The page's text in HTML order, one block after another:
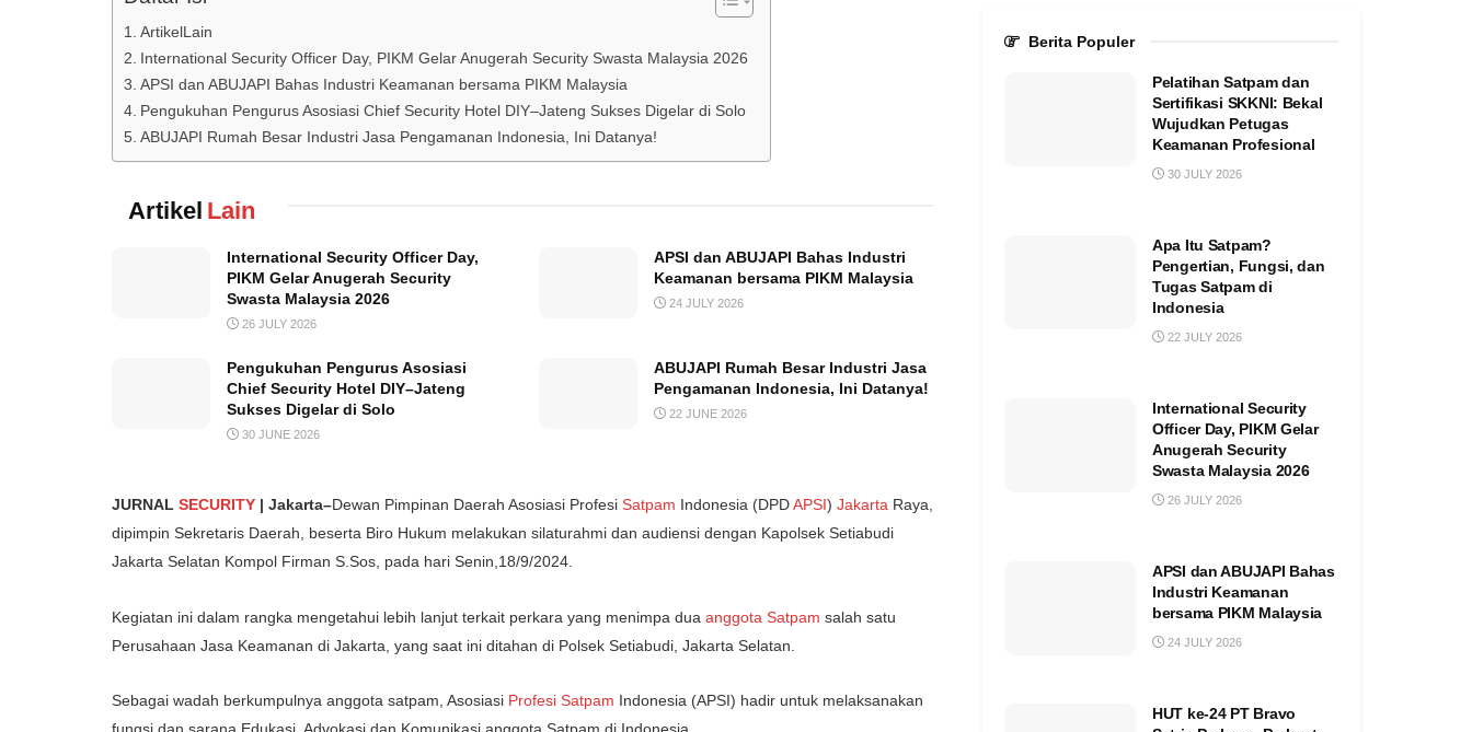
ArtikelLain
International Security Officer Day, PIKM Gelar Anugerah Security Swasta Malaysia 2026
APSI dan ABUJAPI Bahas Industri Keamanan bersama PIKM Malaysia
Pengukuhan Pengurus Asosiasi Chief Security Hotel DIY–Jateng Sukses Digelar di Solo
ABUJAPI Rumah Besar Industri Jasa Pengamanan Indonesia, Ini Datanya!
Artikel Lain
International Security Officer Day,
PIKM Gelar Anugerah Security
Swasta Malaysia 2026
26 JULY 2026
APSI dan ABUJAPI Bahas Industri
Keamanan bersama PIKM Malaysia
24 JULY 2026
Pengukuhan Pengurus Asosiasi
Chief Security Hotel DIY–Jateng
Sukses Digelar di Solo
30 JUNE 2026
ABUJAPI Rumah Besar Industri Jasa
Pengamanan Indonesia, Ini Datanya!
22 JUNE 2026
JURNAL SECURITY | Jakarta–Dewan Pimpinan Daerah Asosiasi Profesi Satpam Indonesia (DPDAPSI) Jakarta Raya,
dipimpin Sekretaris Daerah, beserta Biro Hukum melakukan silaturahmi dan audiensi dengan Kapolsek Setiabudi
Jakarta Selatan Kompol Firman S.Sos, pada hari Senin,18/9/2024.
Kegiatan ini dalam rangka mengetahui lebih lanjut terkait perkara yang menimpa dua anggota Satpam salah satu
Perusahaan Jasa Keamanan di Jakarta, yang saat ini ditahan di Polsek Setiabudi, Jakarta Selatan.
Sebagai wadah berkumpulnya anggota satpam, Asosiasi Profesi Satpam Indonesia (APSI) hadir untuk melaksanakan
Berita Populer
Pelatihan Satpam dan
Sertifikasi SKKNI: Bekal
Wujudkan Petugas
Keamanan Profesional
30 JULY 2026
Apa Itu Satpam?
Pengertian, Fungsi, dan
Tugas Satpam di
Indonesia
22 JULY 2026
International Security
Officer Day, PIKM Gelar
Anugerah Security
Swasta Malaysia 2026
26 JULY 2026
APSI dan ABUJAPI Bahas
Industri Keamanan
bersama PIKM Malaysia
24 JULY 2026
HUT ke-24 PT Bravo